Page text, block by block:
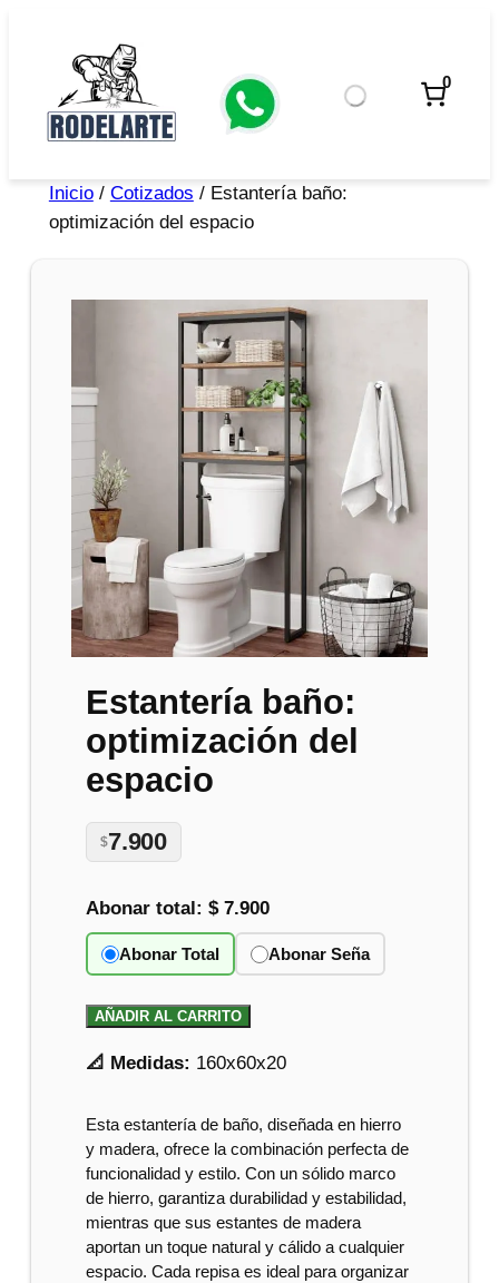
0
Inicio/ Cotizados / Estantería baño:
optimización del espacio
Estantería baño:
optimización del
espacio
$7.900
Abonar total:$ 7.900
Abonar Total Abonar Seña
AÑADIR AL CARRITO
📐 Medidas: 160x60x20
Esta estantería de baño, diseñada en hierro
y madera, ofrece la combinación perfecta de
funcionalidad y estilo. Con un sólido marco
de hierro, garantiza durabilidad y estabilidad,
mientras que sus estantes de madera
aportan un toque natural y cálido a cualquier
espacio. Cada repisa es ideal para organizar